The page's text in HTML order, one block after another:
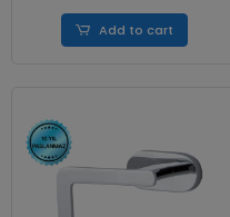
Add to cart